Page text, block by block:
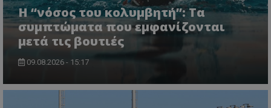
Η “νόσος του κολυμβητή”: Τα
συμπτώματα που εμφανίζονται
μετά τις βουτιές
09.08.2026 - 15:17